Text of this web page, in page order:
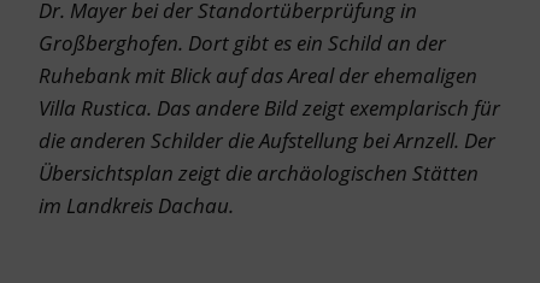
Dr. Mayer bei der Standortüberprüfung in
Großberghofen. Dort gibt es ein Schild an der
Ruhebank mit Blick auf das Areal der ehemaligen
Villa Rustica. Das andere Bild zeigt exemplarisch für
die anderen Schilder die Aufstellung bei Arnzell. Der
Übersichtsplan zeigt die archäologischen Stätten
im Landkreis Dachau.